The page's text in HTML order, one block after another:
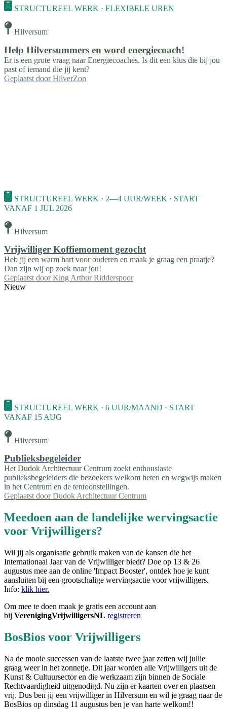
STRUCTUREEL WERK · FLEXIBELE UREN
Hilversum
Help Hilversummers en word energiecoach!
Er is een grote vraag naar Energiecoaches. Is dit een klus die bij jou
past of iemand die jij kent?
Geplaatst door HilverZon
STRUCTUREEL WERK · 2—4 UUR/WEEK · START
VANAF 1 JUL 2026
Hilversum
Vrijwilliger Koffiemoment gezocht
Heb jij een warm hart voor ouderen en maak je graag een praatje?
Dan zijn wij op zoek naar jou!
Geplaatst door King Arthur Ridderspoor
Nieuw
STRUCTUREEL WERK · 6 UUR/MAAND · START
VANAF 15 AUG
Hilversum
Publieksbegeleider
Het Dudok Architectuur Centrum zoekt enthousiaste
publieksbegeleiders die bezoekers welkom heten en wegwijs maken
in het Centrum en de tentoonstellingen.
Geplaatst door Dudok Architectuur Centrum
Meedoen aan de landelijke wervingsactie
voor Vrijwilligers?
Wil jij als organisatie gebruik maken van de kansen die het
Internationaal Jaar van de Vrijwilliger biedt? Doe op 13 & 26
augustus mee aan de online 'Impact Booster', ontdek hoe je kunt
aansluiten bij een grootschalige wervingsactie voor vrijwilligers.
Info: klik hier.
Om mee te doen maak je gratis een account aan
bij VerenigingVrijwilligersNL registreren
BosBios voor Vrijwilligers
Na de mooie successen van de laatste twee jaar zetten wij jullie
graag weer in het zonnetje. Dit jaar worden alle Vrijwilligers uit de
Kunst & Cultuursector en die werkzaam zijn binnen de Sociale
Rechtvaardigheid uitgenodigd. Nu zijn er kaarten over en plaatsen
vrij. Dus ben jij een vrijwilliger in Hilversum en wil je graag naar de
BosBios op dinsdag 11 augustus ben je van harte welkom!!